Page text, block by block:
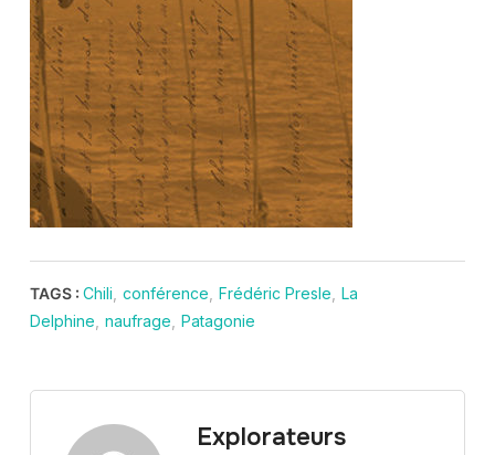
TAGS : Chili, conférence, Frédéric Presle, La
Delphine, naufrage, Patagonie
Explorateurs